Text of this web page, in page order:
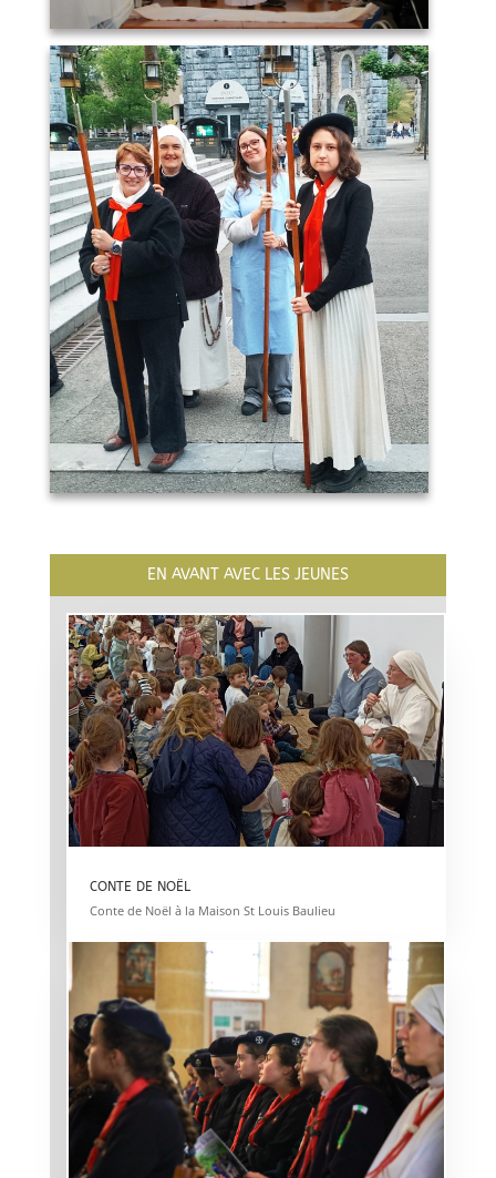
EN AVANT AVEC LES JEUNES
CONTE DE NOËL
Conte de Noël à la Maison St Louis Baulieu